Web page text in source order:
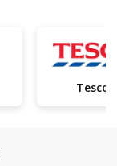
Tesco